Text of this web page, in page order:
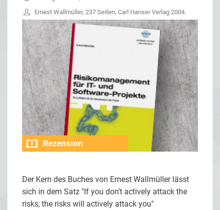
Ernest Wallmüller, 237 Seiten, Carl Hanser Verlag 2004.
Rezension
Der Kern des Buches von Ernest Wallmüller lässt
sich in dem Satz "If you don’t actively attack the
risks, the risks will actively attack you"